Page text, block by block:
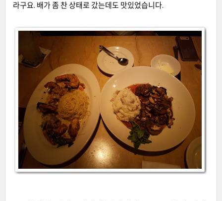
라구요. 배가 좀 찬 상태로 갔는데도 맛있었습니다.